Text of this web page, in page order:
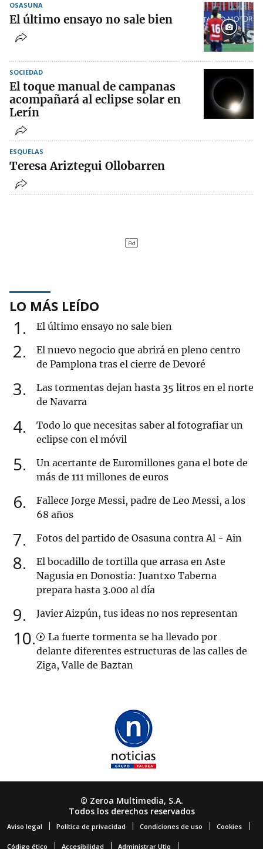
OSASUNA
El último ensayo no sale bien
SOCIEDAD
El toque manual de campanas
acompañará al eclipse solar en
Lerín
ESQUELAS
Teresa Ariztegui Ollobarren
LO MÁS LEÍDO
1 El último ensayo no sale bien
2
El nuevo negocio que abrirá en pleno centro
de Pamplona tras el cierre de Devoré
3
Las tormentas dejan hasta 35 litros en el norte
de Navarra
4
Todo lo que necesitas saber al fotografiar un
eclipse con el móvil
5
Un acertante de Euromillones gana el bote de
más de 111 millones de euros
6
Fallece Jorge Messi, padre de Leo Messi, a los
68 años
7 Fotos del partido de Osasuna contra Al - Ain
8
El bocadillo de tortilla que arrasa en Aste
Nagusia en Donostia: Juantxo Taberna
prepara hasta 3.000 al día
9 Javier Aizpún, tus ideas no nos representan
10
La fuerte tormenta se ha llevado por
delante diferentes estructuras de las calles de
Ziga, Valle de Baztan
© Zeroa Multimedia, S.A.
Todos los derechos reservados
Aviso legal Política de privacidad Condiciones de uso Cookies
Código ético Accesibilidad Administrar Utiq